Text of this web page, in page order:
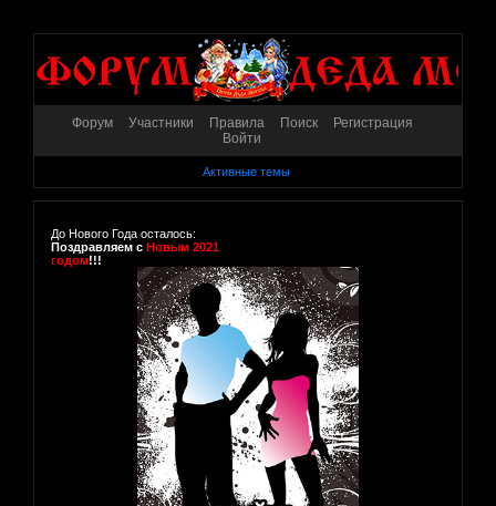
Форум Участники Правила Поиск
Регистрация
Войти
Активные темы
До Нового Года осталось:
Поздравляем с Новым 2021
годом!!!